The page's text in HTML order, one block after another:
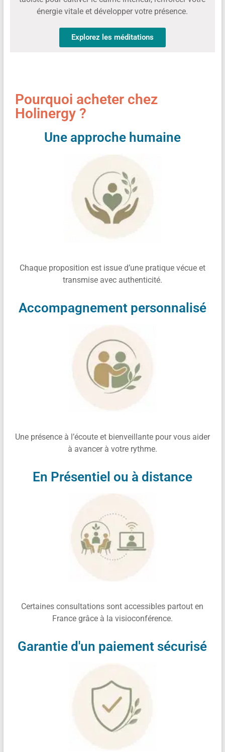
énergie vitale et développer votre présence.
Explorez les méditations
Pourquoi acheter chez
Holinergy ?
Une approche humaine
Chaque proposition est issue d’une pratique vécue et
transmise avec authenticité.
Accompagnement personnalisé
Une présence à l’écoute et bienveillante pour vous aider
à avancer à votre rythme.
En Présentiel ou à distance
Certaines consultations sont accessibles partout en
France grâce à la visioconférence.
Garantie d'un paiement sécurisé